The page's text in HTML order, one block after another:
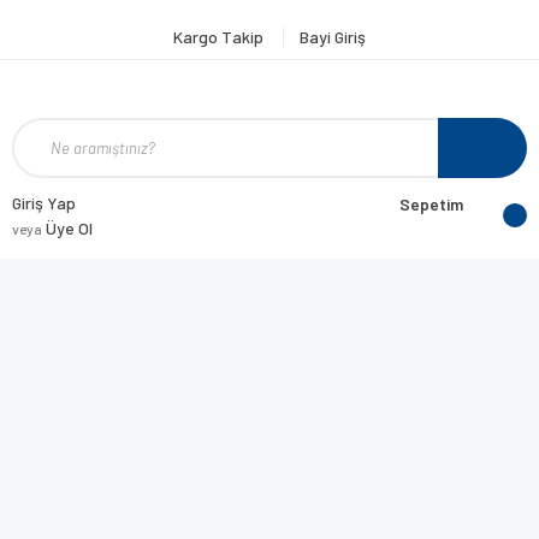
Kargo Takip Bayi Giriş
Giriş Yap
veya Üye Ol
Sepetim